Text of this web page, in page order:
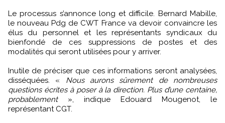
Le processus s’annonce long et difficile. Bernard Mabille,
le nouveau Pdg de CWT France va devoir convaincre les
élus du personnel et les représentants syndicaux du
bienfondé de ces suppressions de postes et des
modalités qui seront utilisées pour y arriver.
Inutile de préciser que ces informations seront analysées,
disséquées. « Nous aurons sûrement de nombreuses
questions écrites à poser à la direction. Plus d’une centaine,
probablement », indique Edouard Mougenot, le
représentant CGT.